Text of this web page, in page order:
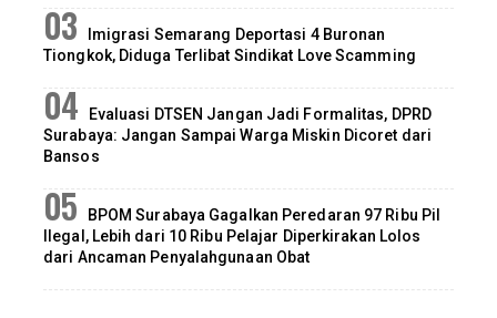
Imigrasi Semarang Deportasi 4 Buronan
Tiongkok, Diduga Terlibat Sindikat Love Scamming
Evaluasi DTSEN Jangan Jadi Formalitas, DPRD
Surabaya: Jangan Sampai Warga Miskin Dicoret dari
Bansos
BPOM Surabaya Gagalkan Peredaran 97 Ribu Pil
Ilegal, Lebih dari 10 Ribu Pelajar Diperkirakan Lolos
dari Ancaman Penyalahgunaan Obat